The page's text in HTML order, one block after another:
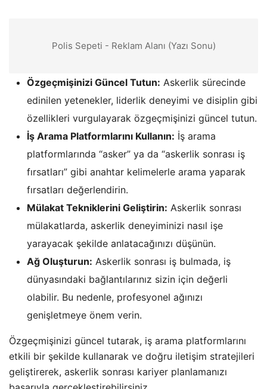
Polis Sepeti - Reklam Alanı (Yazı Sonu)
Özgeçmişinizi Güncel Tutun: Askerlik sürecinde
edinilen yetenekler, liderlik deneyimi ve disiplin gibi
özellikleri vurgulayarak özgeçmişinizi güncel tutun.
İş Arama Platformlarını Kullanın: İş arama
platformlarında “asker” ya da “askerlik sonrası iş
fırsatları” gibi anahtar kelimelerle arama yaparak
fırsatları değerlendirin.
Mülakat Tekniklerini Geliştirin: Askerlik sonrası
mülakatlarda, askerlik deneyiminizi nasıl işe
yarayacak şekilde anlatacağınızı düşünün.
Ağ Oluşturun: Askerlik sonrası iş bulmada, iş
dünyasındaki bağlantılarınız sizin için değerli
olabilir. Bu nedenle, profesyonel ağınızı
genişletmeye önem verin.
Özgeçmişinizi güncel tutarak, iş arama platformlarını
etkili bir şekilde kullanarak ve doğru iletişim stratejileri
geliştirerek, askerlik sonrası kariyer planlamanızı